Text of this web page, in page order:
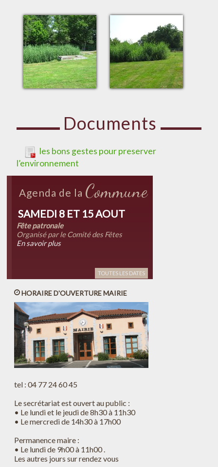
Documents
les bons gestes pour preserver
l’environnement
Agenda de la Commune
SAMEDI 8 ET 15 AOUT
Fête patronale
Organisé par le Comité des Fêtes
En savoir plus
TOUTES LES DATES
HORAIRE D'OUVERTURE MAIRIE
tel : 04 77 24 60 45
Le secrétariat est ouvert au public :
• Le lundi et le jeudi de 8h30 à 11h30
• Le mercredi de 14h30 à 17h00
Permanence maire :
• Le lundi de 9h00 à 11h00 .
Les autres jours sur rendez vous